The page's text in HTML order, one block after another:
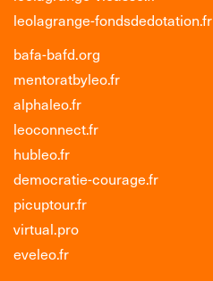
leolagrange-fondsdedotation.fr
bafa-bafd.org
mentoratbyleo.fr
alphaleo.fr
leoconnect.fr
hubleo.fr
democratie-courage.fr
picuptour.fr
virtual.pro
eveleo.fr